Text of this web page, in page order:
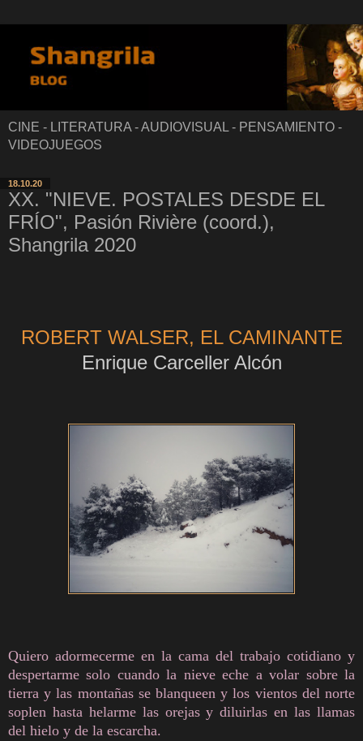
CINE - LITERATURA - AUDIOVISUAL - PENSAMIENTO -
VIDEOJUEGOS
18.10.20
XX. "NIEVE. POSTALES DESDE EL
FRÍO", Pasión Rivière (coord.),
Shangrila 2020
ROBERT WALSER, EL CAMINANTE
Enrique Carceller Alcón
Quiero adormecerme en la cama del trabajo cotidiano y
despertarme solo cuando la nieve eche a volar sobre la
tierra y las montañas se blanqueen y los vientos del norte
soplen hasta helarme las orejas y diluirlas en las llamas
del hielo y de la escarcha.